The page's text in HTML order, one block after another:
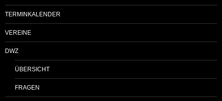
TERMINKALENDER
VEREINE
DWZ
ÜBERSICHT
FRAGEN